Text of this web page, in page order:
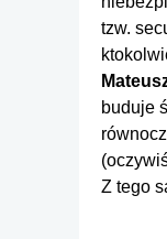
tzw.
buduje
Z tego